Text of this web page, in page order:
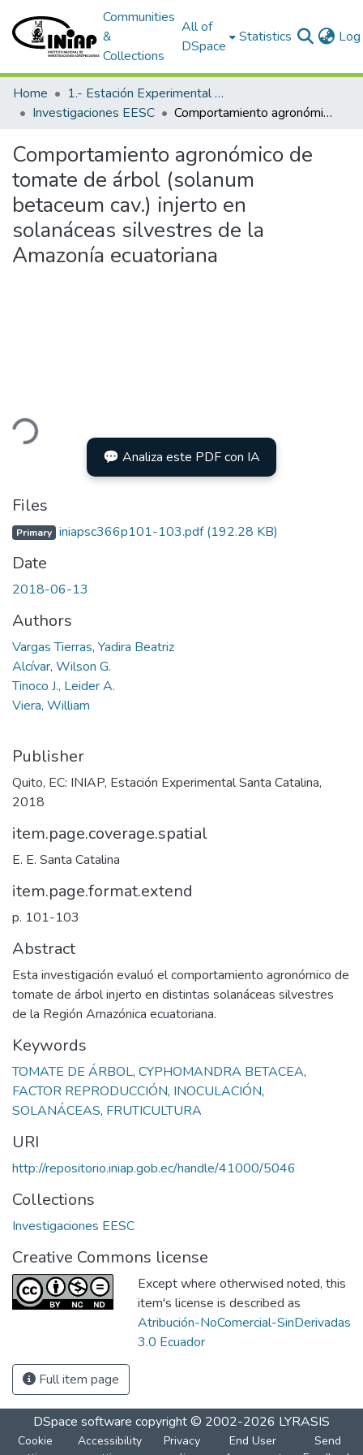
Communities
&
Collections
All of
DSpace
Statistics
Home
1.- Estación Experimental Santa Catalina
Investigaciones EESC
Comportamiento agronómico de tomate de árbol (solanum betaceum cav.) injerto en solanáceas silvestres de la Amazonía ecuatoriana
Comportamiento agronómico de
tomate de árbol (solanum
betaceum cav.) injerto en
solanáceas silvestres de la
Amazonía ecuatoriana
💬 Analiza este PDF con IA
Files
Primary iniapsc366p101-103.pdf(192.28 KB)
Date
2018-06-13
Authors
Vargas Tierras, Yadira Beatriz
Alcívar, Wilson G.
Tinoco J., Leider A.
Viera, William
Publisher
Quito, EC: INIAP, Estación Experimental Santa Catalina,
2018
item.page.coverage.spatial
E. E. Santa Catalina
item.page.format.extend
p. 101-103
Abstract
Esta investigación evaluó el comportamiento agronómico de
tomate de árbol injerto en distintas solanáceas silvestres
de la Región Amazónica ecuatoriana.
Keywords
TOMATE DE ÁRBOL, CYPHOMANDRA BETACEA,
FACTOR REPRODUCCIÓN, INOCULACIÓN,
SOLANÁCEAS, FRUTICULTURA
URI
http://repositorio.iniap.gob.ec/handle/41000/5046
Collections
Investigaciones EESC
Creative Commons license
Except where otherwised noted, this
item's license is described as
Atribución-NoComercial-SinDerivadas
3.0 Ecuador
Full item page
DSpace software copyright © 2002-2026 LYRASIS
Cookie
Accessibility
Privacy
End User
Send